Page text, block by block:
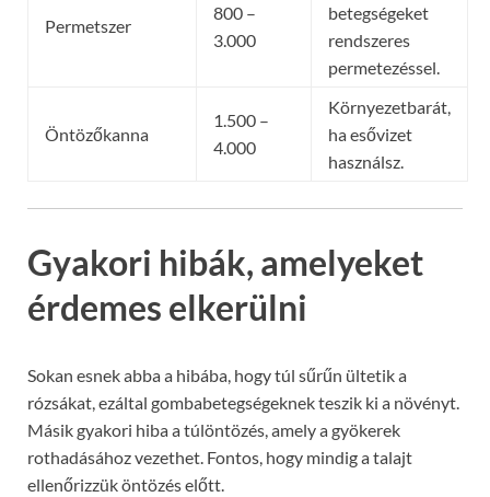
Permetszer
800 –
3.000
betegségeket
rendszeres
permetezéssel.
Öntözőkanna
1.500 –
4.000
Környezetbarát,
ha esővizet
használsz.
Gyakori hibák, amelyeket
érdemes elkerülni
Sokan esnek abba a hibába, hogy túl sűrűn ültetik a
rózsákat, ezáltal gombabetegségeknek teszik ki a növényt.
Másik gyakori hiba a túlöntözés, amely a gyökerek
rothadásához vezethet. Fontos, hogy mindig a talajt
ellenőrizzük öntözés előtt.